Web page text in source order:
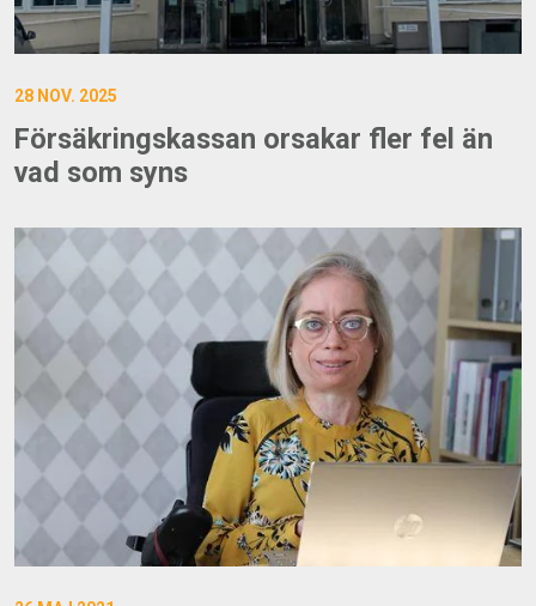
28 NOV. 2025
Försäkringskassan orsakar fler fel än
vad som syns